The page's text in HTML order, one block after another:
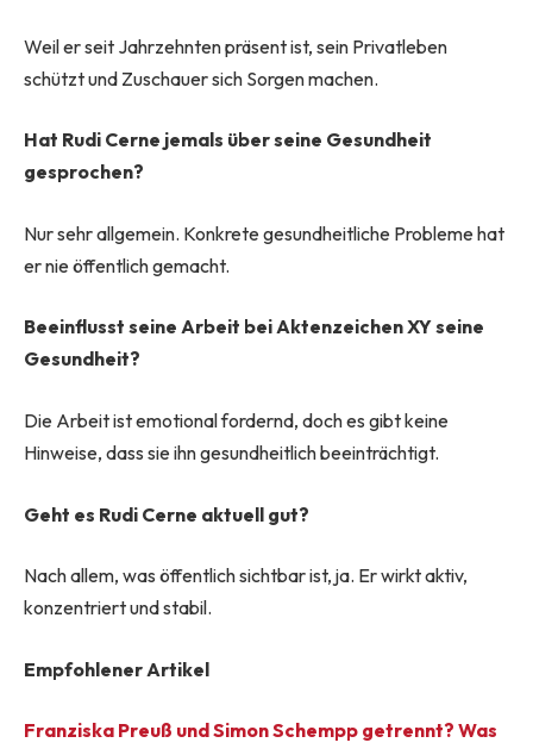
Weil er seit Jahrzehnten präsent ist, sein Privatleben
schützt und Zuschauer sich Sorgen machen.
Hat Rudi Cerne jemals über seine Gesundheit
gesprochen?
Nur sehr allgemein. Konkrete gesundheitliche Probleme hat
er nie öffentlich gemacht.
Beeinflusst seine Arbeit bei Aktenzeichen XY seine
Gesundheit?
Die Arbeit ist emotional fordernd, doch es gibt keine
Hinweise, dass sie ihn gesundheitlich beeinträchtigt.
Geht es Rudi Cerne aktuell gut?
Nach allem, was öffentlich sichtbar ist, ja. Er wirkt aktiv,
konzentriert und stabil.
Empfohlener Artikel
Franziska Preuß und Simon Schempp getrennt? Was